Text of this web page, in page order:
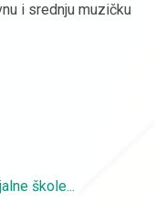
i srednju muzičku
škole...